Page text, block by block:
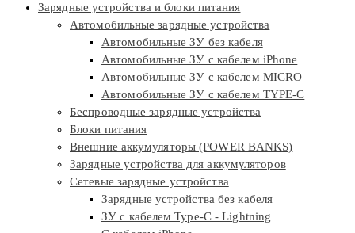
Зарядные устройства и блоки питания
Автомобильные зарядные устройства
Автомобильные ЗУ без кабеля
Автомобильные ЗУ с кабелем iPhone
Автомобильные ЗУ с кабелем MICRO
Автомобильные ЗУ с кабелем TYPE-C
Беспроводные зарядные устройства
Блоки питания
Внешние аккумуляторы (POWER BANKS)
Зарядные устройства для аккумуляторов
Сетевые зарядные устройства
Зарядные устройства без кабеля
ЗУ с кабелем Type-C - Lightning